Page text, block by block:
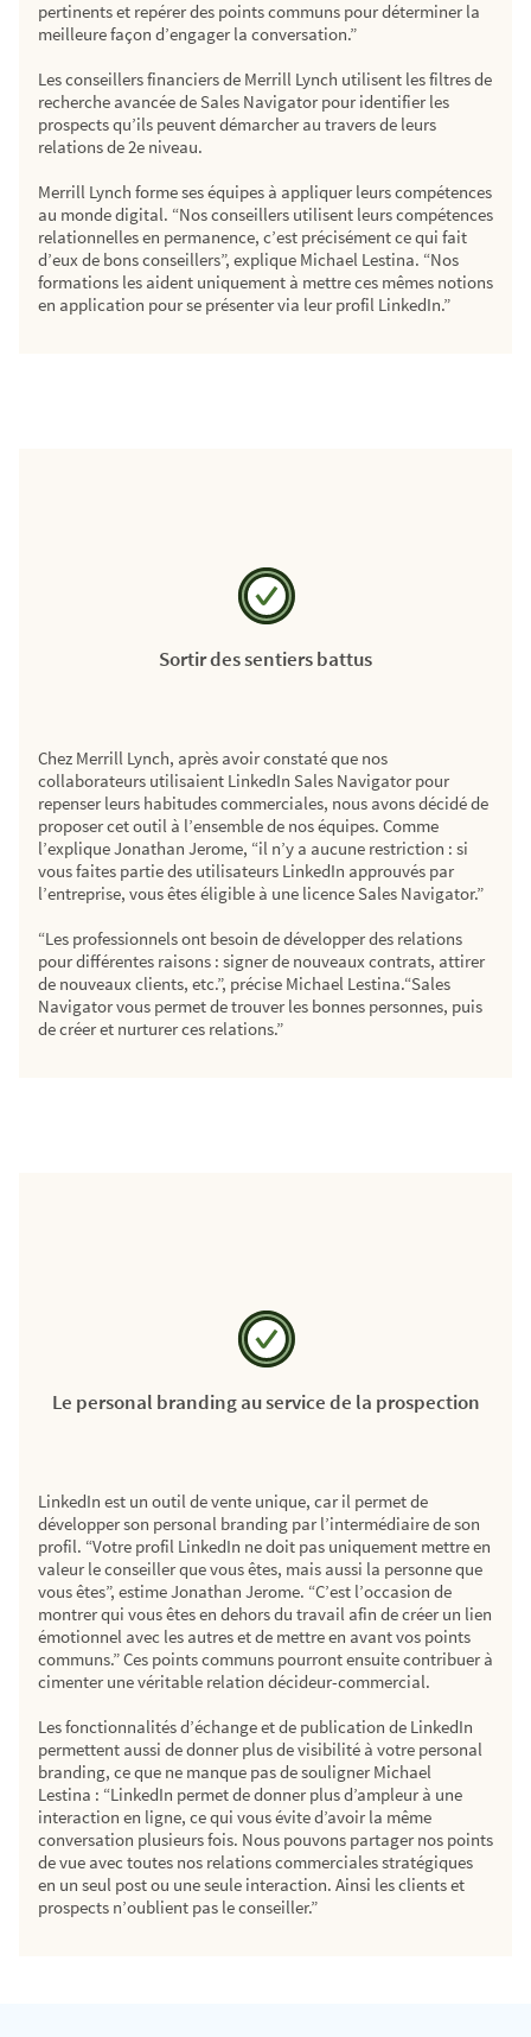
pertinents et repérer des points communs pour déterminer la
meilleure façon d’engager la conversation.”
Les conseillers financiers de Merrill Lynch utilisent les filtres de
recherche avancée de Sales Navigator pour identifier les
prospects qu’ils peuvent démarcher au travers de leurs
relations de 2e niveau.
Merrill Lynch forme ses équipes à appliquer leurs compétences
au monde digital. “Nos conseillers utilisent leurs compétences
relationnelles en permanence, c’est précisément ce qui fait
d’eux de bons conseillers”, explique Michael Lestina. “Nos
formations les aident uniquement à mettre ces mêmes notions
en application pour se présenter via leur profil LinkedIn.”
Sortir des sentiers battus
Chez Merrill Lynch, après avoir constaté que nos
collaborateurs utilisaient LinkedIn Sales Navigator pour
repenser leurs habitudes commerciales, nous avons décidé de
proposer cet outil à l’ensemble de nos équipes. Comme
l’explique Jonathan Jerome, “il n’y a aucune restriction : si
vous faites partie des utilisateurs LinkedIn approuvés par
l’entreprise, vous êtes éligible à une licence Sales Navigator.”
“Les professionnels ont besoin de développer des relations
pour différentes raisons : signer de nouveaux contrats, attirer
de nouveaux clients, etc.”, précise Michael Lestina.“Sales
Navigator vous permet de trouver les bonnes personnes, puis
de créer et nurturer ces relations.”
Le personal branding au service de la prospection
LinkedIn est un outil de vente unique, car il permet de
développer son personal branding par l’intermédiaire de son
profil. “Votre profil LinkedIn ne doit pas uniquement mettre en
valeur le conseiller que vous êtes, mais aussi la personne que
vous êtes”, estime Jonathan Jerome. “C’est l’occasion de
montrer qui vous êtes en dehors du travail afin de créer un lien
émotionnel avec les autres et de mettre en avant vos points
communs.” Ces points communs pourront ensuite contribuer à
cimenter une véritable relation décideur-commercial.
Les fonctionnalités d’échange et de publication de LinkedIn
permettent aussi de donner plus de visibilité à votre personal
branding, ce que ne manque pas de souligner Michael
Lestina : “LinkedIn permet de donner plus d’ampleur à une
interaction en ligne, ce qui vous évite d’avoir la même
conversation plusieurs fois. Nous pouvons partager nos points
de vue avec toutes nos relations commerciales stratégiques
en un seul post ou une seule interaction. Ainsi les clients et
prospects n’oublient pas le conseiller.”